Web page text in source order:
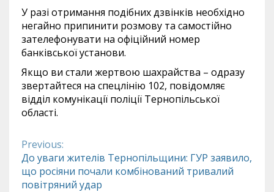
У разі отримання подібних дзвінків необхідно
негайно припинити розмову та самостійно
зателефонувати на офіційний номер
банківської установи.
Якщо ви стали жертвою шахрайства – одразу
звертайтеся на спецлінію 102, повідомляє
відділ комунікації поліції Тернопільської
області.
Continue
Reading
Previous:
До уваги жителів Тернопільщини: ГУР заявило,
що росіяни почали комбінований тривалий
повітряний удар